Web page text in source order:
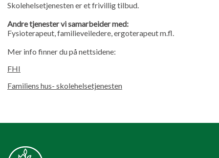
Skolehelsetjenesten er et frivillig tilbud.
Andre tjenester vi samarbeider med:
Fysioterapeut, familieveiledere, ergoterapeut m.fl.
Mer info finner du på nettsidene:
FHI
Familiens hus- skolehelsetjenesten